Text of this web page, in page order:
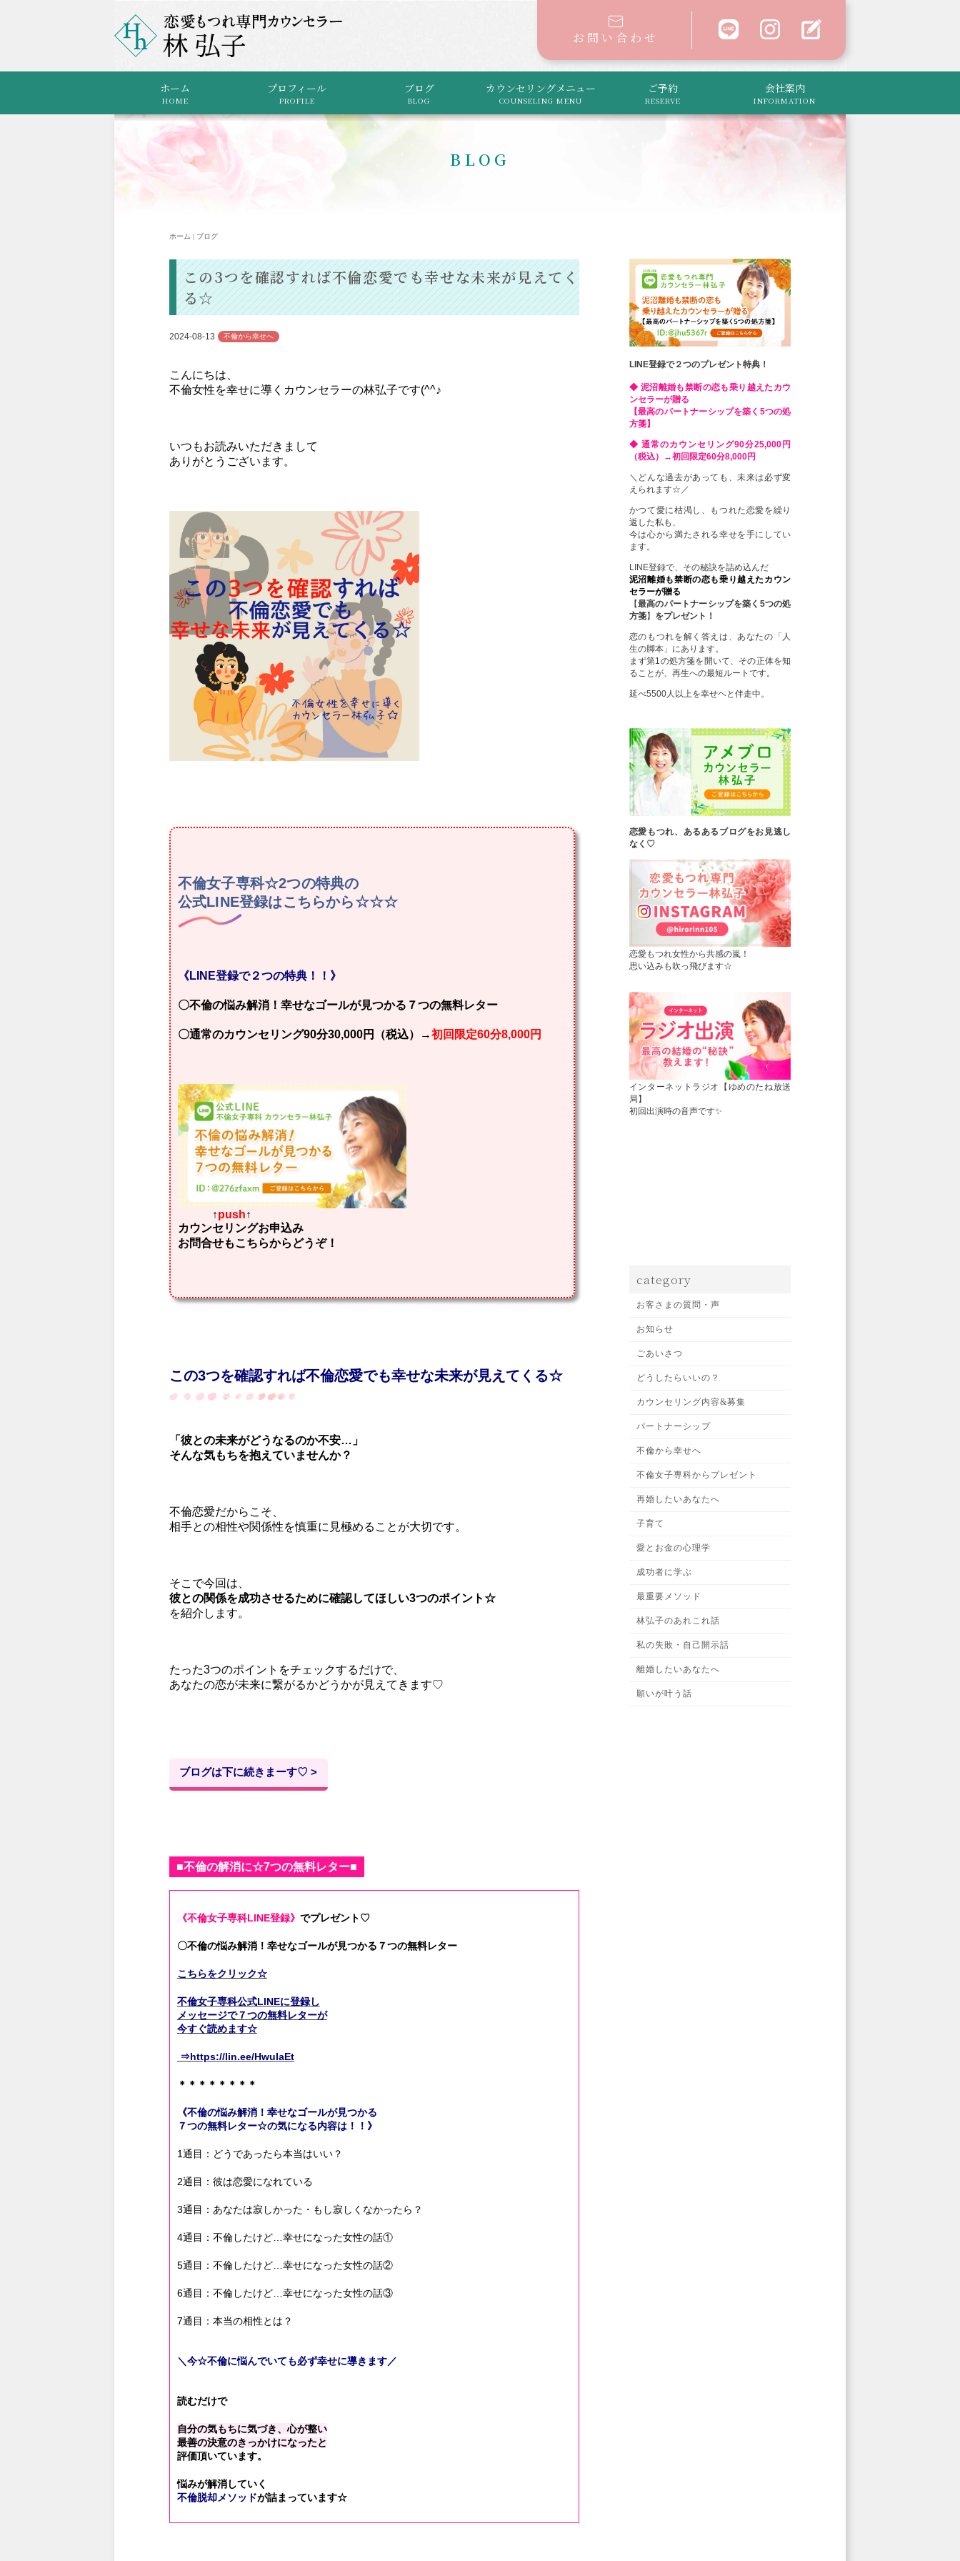
お問い合わせ
ホーム
HOME
プロフィール
PROFILE
ブログ
BLOG
カウンセリングメニュー
COUNSELING MENU
ご予約
RESERVE
会社案内
INFORMATION
BLOG
ホーム | ブログ
この3つを確認すれば不倫恋愛でも幸せな未来が見えてく
る☆
2024-08-13 不倫から幸せへ
こんにちは、
不倫女性を幸せに導くカウンセラーの林弘子です(^^♪
いつもお読みいただきまして
ありがとうございます。
不倫女子専科☆2つの特典の
公式LINE登録はこちらから☆☆☆
《LINE登録で２つの特典！！》
〇不倫の悩み解消！幸せなゴールが見つかる７つの無料レター
〇通常のカウンセリング90分30,000円（税込）→初回限定60分8,000円
↑push↑
カウンセリングお申込み
お問合せもこちらからどうぞ！
この3つを確認すれば不倫恋愛でも幸せな未来が見えてくる☆
「彼との未来がどうなるのか不安…」
そんな気もちを抱えていませんか？
不倫恋愛だからこそ、
相手との相性や関係性を慎重に見極めることが大切です。
そこで今回は、
彼との関係を成功させるために確認してほしい3つのポイント☆
を紹介します。
たった3つのポイントをチェックするだけで、
あなたの恋が未来に繋がるかどうかが見えてきます♡
ブログは下に続きまーす♡ >
■不倫の解消に☆7つの無料レター■
《不倫女子専科LINE登録》 でプレゼント♡
〇不倫の悩み解消！幸せなゴールが見つかる７つの無料レター
こちらをクリック☆
不倫女子専科公式LINEに登録し
メッセージで７つの無料レターが
今すぐ読めます☆
⇒https://lin.ee/HwuIaEt
＊＊＊＊＊＊＊＊
《不倫の悩み解消！幸せなゴールが見つかる
７つの無料レター☆の気になる内容は！！》
1通目：どうであったら本当はいい？
2通目：彼は恋愛になれている
3通目：あなたは寂しかった・もし寂しくなかったら？
4通目：不倫したけど…幸せになった女性の話①
5通目：不倫したけど…幸せになった女性の話②
6通目：不倫したけど…幸せになった女性の話③
7通目：本当の相性とは？
＼今☆不倫に悩んでいても必ず幸せに導きます／
読むだけで
自分の気もちに気づき、心が整い
最善の決意のきっかけになったと
評価頂いています。
悩みが解消していく
不倫脱却メソッドが詰まっています☆
LINE登録で２つのプレゼント特典！
◆ 泥沼離婚も禁断の恋も乗り越えたカウ
ンセラーが贈る
【最高のパートナーシップを築く5つの処
方箋】
◆ 通常のカウンセリング90分25,000円
（税込）→初回限定60分8,000円
＼どんな過去があっても、未来は必ず変
えられます☆／
かつて愛に枯渇し、もつれた恋愛を繰り
返した私も、
今は心から満たされる幸せを手にしてい
ます。
LINE登録で、その秘訣を詰め込んだ
泥沼離婚も禁断の恋も乗り越えたカウン
セラーが贈る
【最高のパートナーシップを築く5つの処
方箋】 をプレゼント！
恋のもつれを解く答えは、あなたの「人
生の脚本」にあります。
まず第1の処方箋を開いて、その正体を知
ることが、再生への最短ルートです。
延べ5500人以上を幸せヘと伴走中。
恋愛もつれ、あるあるブログをお見逃し
なく♡
恋愛もつれ女性から共感の嵐！
思い込みも吹っ飛びます☆
インターネットラジオ【ゆめのたね放送
局】
初回出演時の音声です✨
category
お客さまの質問・声
お知らせ
ごあいさつ
どうしたらいいの？
カウンセリング内容&募集
パートナーシップ
不倫から幸せへ
不倫女子専科からプレゼント
再婚したいあなたへ
子育て
愛とお金の心理学
成功者に学ぶ
最重要メソッド
林弘子のあれこれ話
私の失敗・自己開示話
離婚したいあなたへ
願いが叶う話